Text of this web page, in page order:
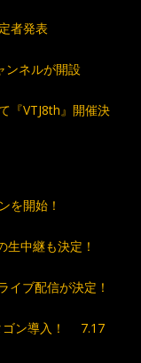
者発表
ンネルが開設
『VTJ8th』開催決
を開始！
中継も決定！
イブ配信が決定！
ゴン導入！ 7.17